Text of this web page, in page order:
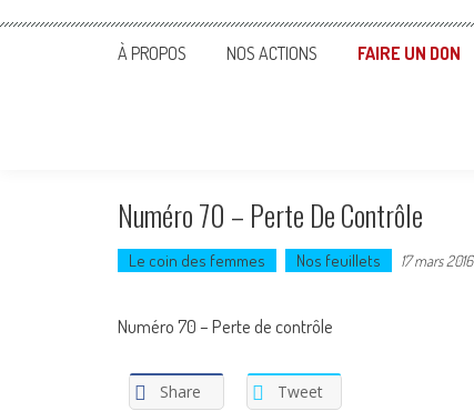
À PROPOS NOS ACTIONS FAIRE UN DON
Numéro 70 – Perte De Contrôle
Le coin des femmes Nos feuillets 17 mars 2016
Numéro 70 – Perte de contrôle
Share Tweet